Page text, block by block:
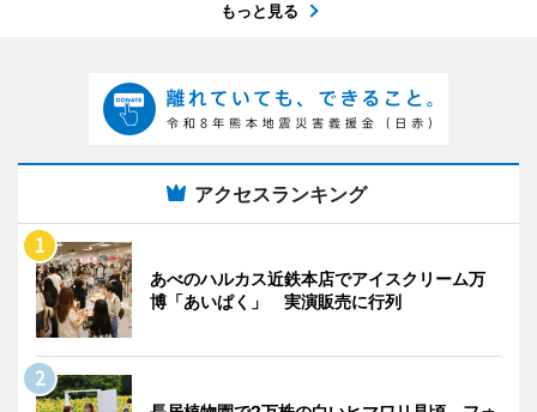
もっと見る
アクセスランキング
あべのハルカス近鉄本店でアイスクリーム万
博「あいぱく」 実演販売に行列